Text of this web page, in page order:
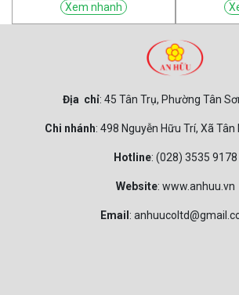
Xem nhanh
Địa chỉ: 45 Tân Trụ, Phường Tân
Chi nhánh: 498 Nguyễn Hữu Trí, Xã Tân
Hotline: (028) 3535 9178
Website: www.anhuu.vn
Email :